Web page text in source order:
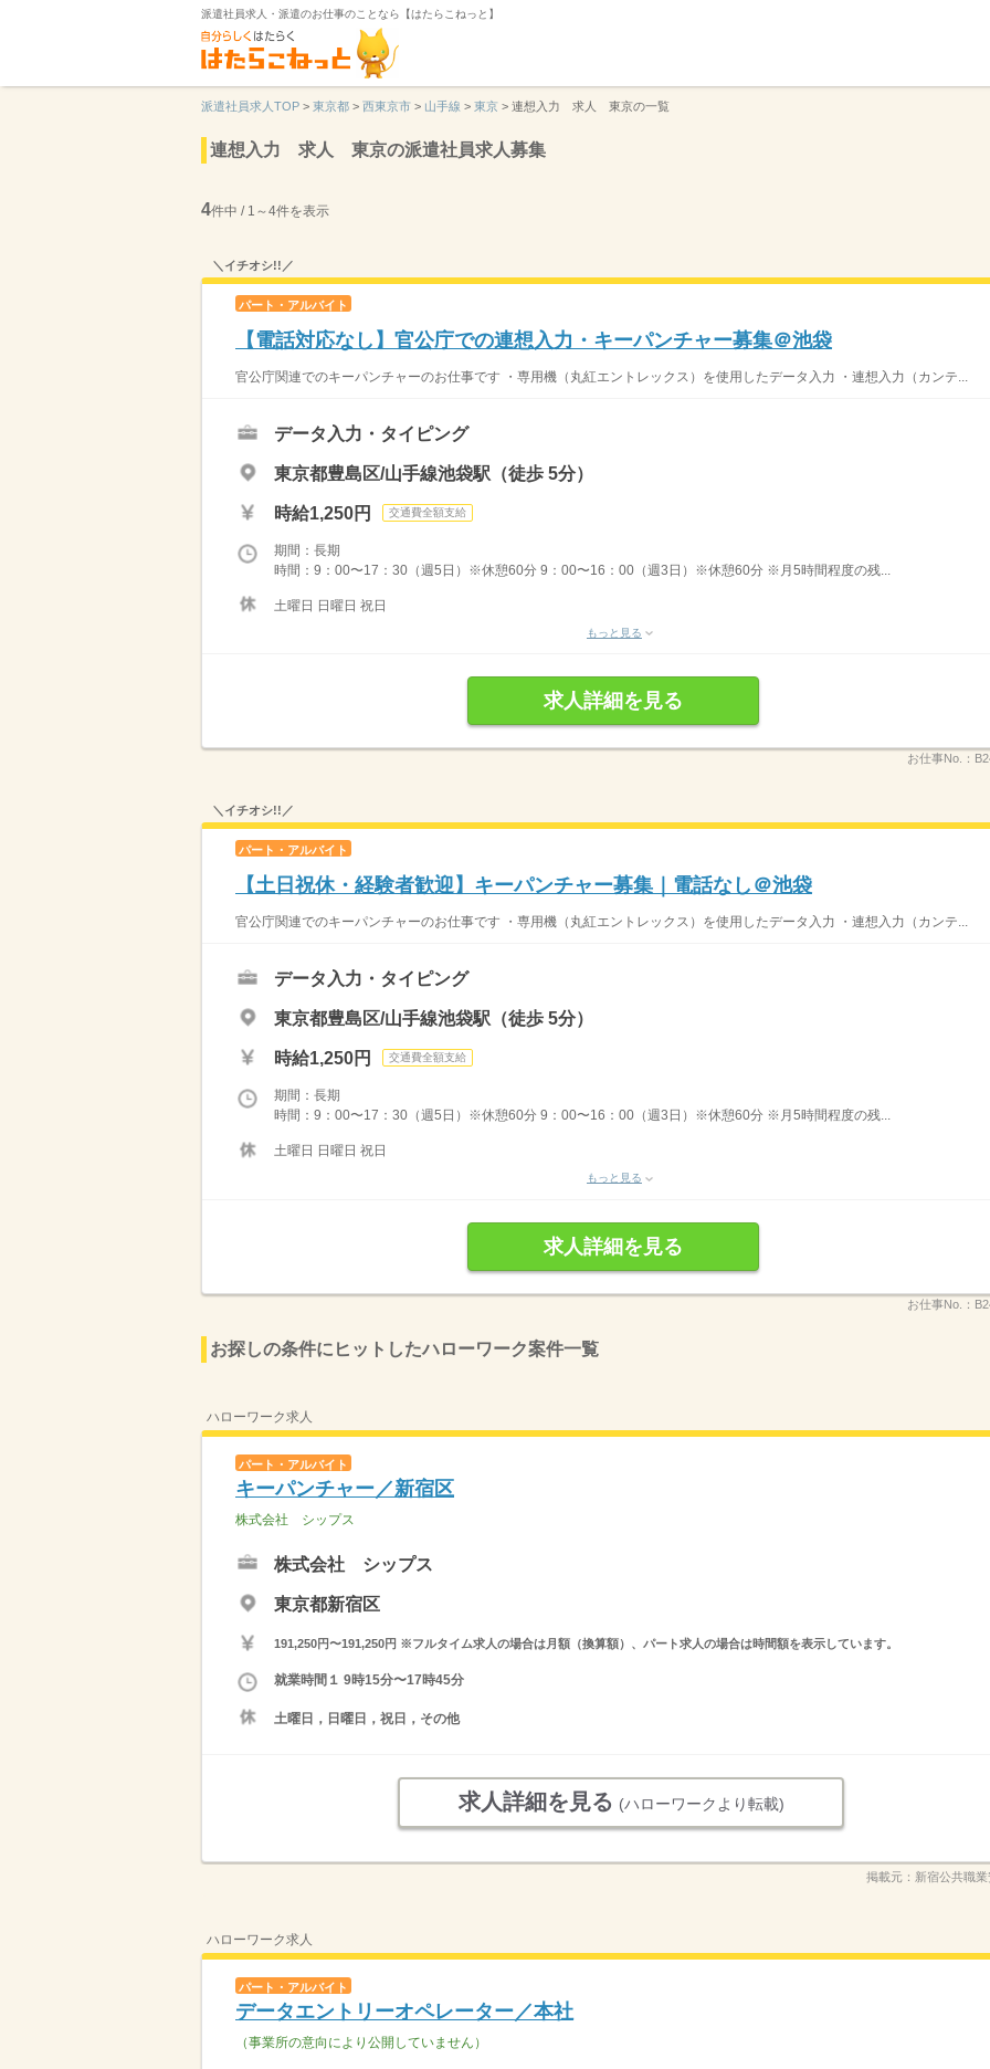
派遣社員求人・派遣のお仕事のことなら【はたらこねっと】
派遣社員求人TOP > 東京都 > 西東京市 > 山手線 > 東京 > 連想入力 求人 東京の一覧
連想入力 求人 東京の派遣社員求人募集
4件中 / 1～4件を表示
＼イチオシ!!／
パート・アルバイト
【電話対応なし】官公庁での連想入力・キーパンチャー募集＠池袋
官公庁関連でのキーパンチャーのお仕事です ・専用機（丸紅エントレックス）を使用したデータ入力 ・連想入力（カンテ...
データ入力・タイピング
東京都豊島区/山手線池袋駅（徒歩 5分）
時給1,250円 交通費全額支給
期間：長期
時間：9：00〜17：30（週5日）※休憩60分 9：00〜16：00（週3日）※休憩60分 ※月5時間程度の残...
土曜日 日曜日 祝日
もっと見る
求人詳細を見る
お仕事No.：
＼イチオシ!!／
パート・アルバイト
【土日祝休・経験者歓迎】キーパンチャー募集｜電話なし＠池袋
官公庁関連でのキーパンチャーのお仕事です ・専用機（丸紅エントレックス）を使用したデータ入力 ・連想入力（カンテ...
データ入力・タイピング
東京都豊島区/山手線池袋駅（徒歩 5分）
時給1,250円 交通費全額支給
期間：長期
時間：9：00〜17：30（週5日）※休憩60分 9：00〜16：00（週3日）※休憩60分 ※月5時間程度の残...
土曜日 日曜日 祝日
もっと見る
求人詳細を見る
お仕事No.：
お探しの条件にヒットしたハローワーク案件一覧
ハローワーク求人
パート・アルバイト
キーパンチャー／新宿区
株式会社 シップス
株式会社 シップス
東京都新宿区
191,250円〜191,250円 ※フルタイム求人の場合は月額（換算額）、パート求人の場合は時間額を表示しています。
就業時間１ 9時15分〜17時45分
土曜日，日曜日，祝日，その他
求人詳細を見る (ハローワークより転載)
掲載元： 新宿公共職
ハローワーク求人
パート・アルバイト
データエントリーオペレーター／本社
（事業所の意向により公開していません）